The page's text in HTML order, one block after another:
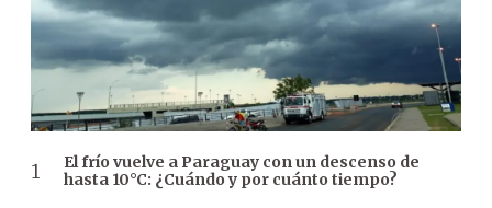
El frío vuelve a Paraguay con un descenso de
hasta 10°C: ¿Cuándo y por cuánto tiempo?